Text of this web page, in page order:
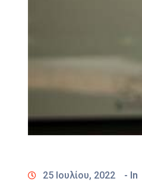
25 Ιουλίου, 2022 - In